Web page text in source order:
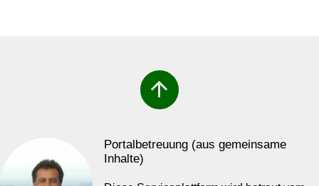
arrow_upward
Portalbetreuung (aus gemeinsame
Inhalte)